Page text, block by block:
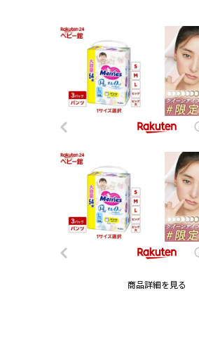
商品詳細を見る